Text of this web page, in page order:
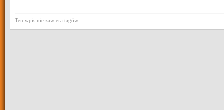
Ten wpis nie zawiera tagów